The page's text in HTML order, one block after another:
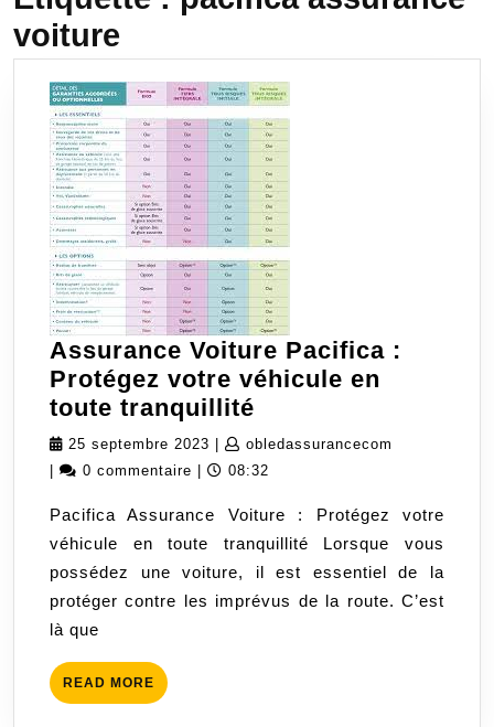
voiture
Assurance Voiture Pacifica :
Protégez votre véhicule en
toute tranquillité
Voiture
Pacifica
Protégez
votre
véhicule
en
25 septembre 2023 25
septembre
obledassurancecom
0 commentaire 08:32
Pacifica Assurance Voiture : Protégez votre
véhicule en toute tranquillité Lorsque vous
possédez une voiture, il est essentiel de la
protéger contre les imprévus de la route. C’est
là que
READ MORE READ
MORE